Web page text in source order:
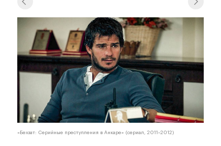
«Бехзат: Серийные преступления в Анкаре» (сериал, 2011–2012)